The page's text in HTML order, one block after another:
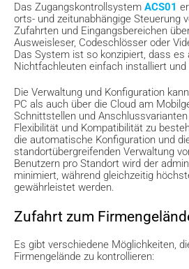
Das Zugangskontrollsystem ACS01
orts- und zeitunabhängige Steuerung
Zufahrten und Eingangsbereichen
Ausweisleser, Codeschlösser oder
Das System ist so konzipiert, dass es
Nichtfachleuten einfach installiert
Die Verwaltung und Konfiguration
PC als auch über die Cloud am
Schnittstellen und
Flexibilität und Kompatibilität zu
die automatische Konfiguration und
standortübergreifenden Verwaltung
Benutzern pro Standort wird der
minimiert, während gleichzeitig
gewährleistet werden.
Zufahrt zum
Es gibt verschiedene Möglichkeiten,
Firmengelände zu kontrollieren: